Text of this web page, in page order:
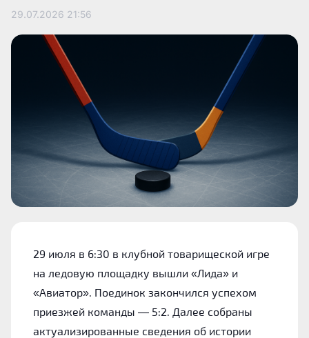
29.07.2026 21:56
29 июля в 6:30 в клубной товарищеской игре
на ледовую площадку вышли «Лида» и
«Авиатор». Поединок закончился успехом
приезжей команды — 5:2. Далее собраны
актуализированные сведения об истории